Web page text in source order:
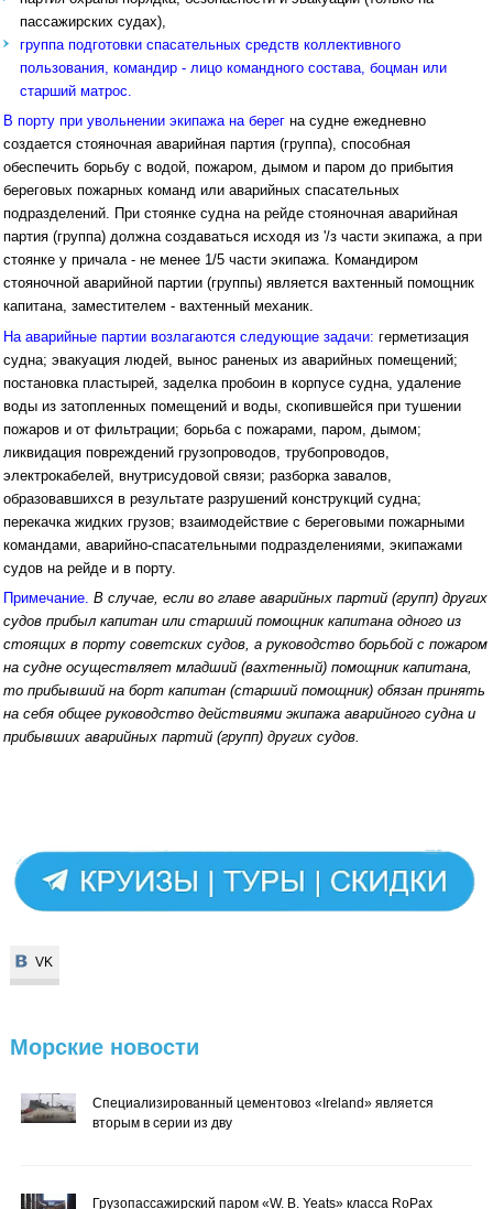
пассажирских судах),
группа подготовки спасательных средств коллективного
пользования, командир - лицо командного состава, боцман или
старший матрос.
В порту при увольнении экипажа на берег на судне ежедневно
создается стояночная аварийная партия (группа), способная
обеспечить борьбу с водой, пожаром, дымом и паром до прибытия
береговых пожарных команд или аварийных спасательных
подразделений. При стоянке судна на рейде стояночная аварийная
партия (группа) должна создаваться исходя из '/з части экипажа, а при
стоянке у причала - не менее 1/5 части экипажа. Командиром
стояночной аварийной партии (группы) является вахтенный помощник
капитана, заместителем - вахтенный механик.
На аварийные партии возлагаются следующие задачи: герметизация
судна; эвакуация людей, вынос раненых из аварийных помещений;
постановка пластырей, заделка пробоин в корпусе судна, удаление
воды из затопленных помещений и воды, скопившейся при тушении
пожаров и от фильтрации; борьба с пожарами, паром, дымом;
ликвидация повреждений грузопроводов, трубопроводов,
электрокабелей, внутрисудовой связи; разборка завалов,
образовавшихся в результате разрушений конструкций судна;
перекачка жидких грузов; взаимодействие с береговыми пожарными
командами, аварийно-спасательными подразделениями, экипажами
судов на рейде и в порту.
Примечание. В случае, если во главе аварийных партий (групп) других
судов прибыл капитан или старший помощник капитана одного из
стоящих в порту советских судов, а руководство борьбой с пожаром
на судне осуществляет младший (вахтенный) помощник капитана,
то прибывший на борт капитан (старший помощник) обязан принять
на себя общее руководство действиями экипажа аварийного судна и
прибывших аварийных партий (групп) других судов.
VK
VK
Морские новости
Специализированный цементовоз «Ireland» является
вторым в серии из дву
Грузопассажирский паром «W. B. Yeats» класса RoPax